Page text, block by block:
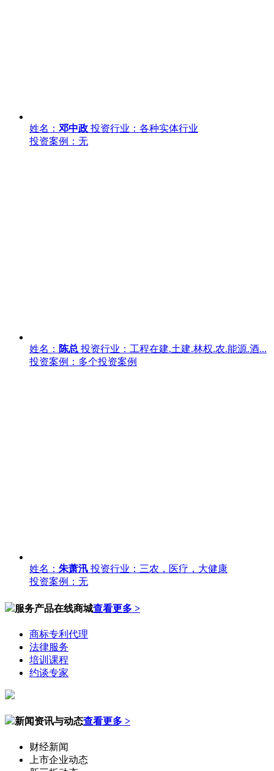
姓名： 邓中政 投资行业：各种实体行业
投资案例：无
姓名： 陈总 投资行业：工程在建.土建.林权.农.能源.酒...
投资案例：多个投资案例
姓名： 朱萧汛 投资行业：三农，医疗，大健康
投资案例：无
服务产品在线商城查看更多 >
商标专利代理
法律服务
培训课程
约谈专家
新闻资讯与动态查看更多 >
财经新闻
上市企业动态